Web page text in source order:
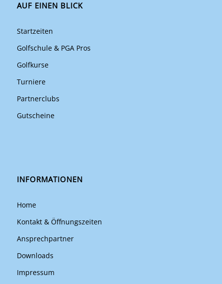
AUF EINEN BLICK
Startzeiten
Golfschule & PGA Pros
Golfkurse
Turniere
Partnerclubs
Gutscheine
INFORMATIONEN
Home
Kontakt & Öffnungszeiten
Ansprechpartner
Downloads
Impressum